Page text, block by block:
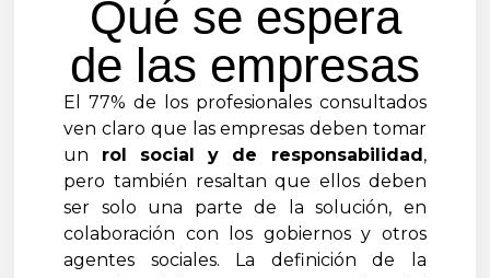
Qué se espera
de las empresas
El 77% de los profesionales consultados
ven claro que las empresas deben tomar
un rol social y de responsabilidad ,
pero también resaltan que ellos deben
ser solo una parte de la solución, en
colaboración con los gobiernos y otros
agentes sociales. La definición de la